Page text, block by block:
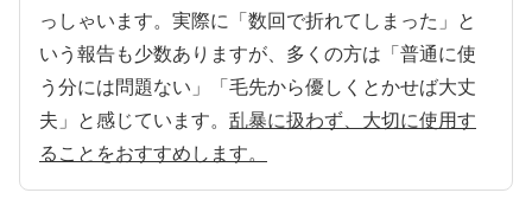
っしゃいます。実際に「数回で折れてしまった」と
いう報告も少数ありますが、多くの方は「普通に使
う分には問題ない」「毛先から優しくとかせば大丈
夫」と感じています。 乱暴に扱わず、大切に使用す
ることをおすすめします。